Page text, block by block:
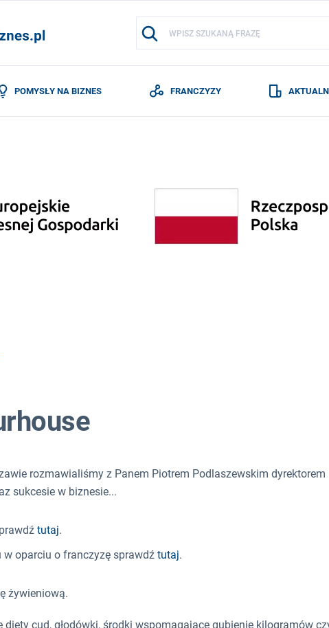
POMYSŁY NA BIZNES FRANCZYZY
rozmawialiśmy z Panem Piotrem Podlaszewskim dyrektorem
sukcesie w biznesie...
tutaj.
oparciu o franczyzę sprawdź tutaj.
żywieniową.
cud, głodówki, środki wspomagające gubienie kilogramów